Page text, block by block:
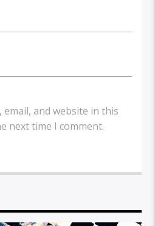
email, and website in this
next time I comment.